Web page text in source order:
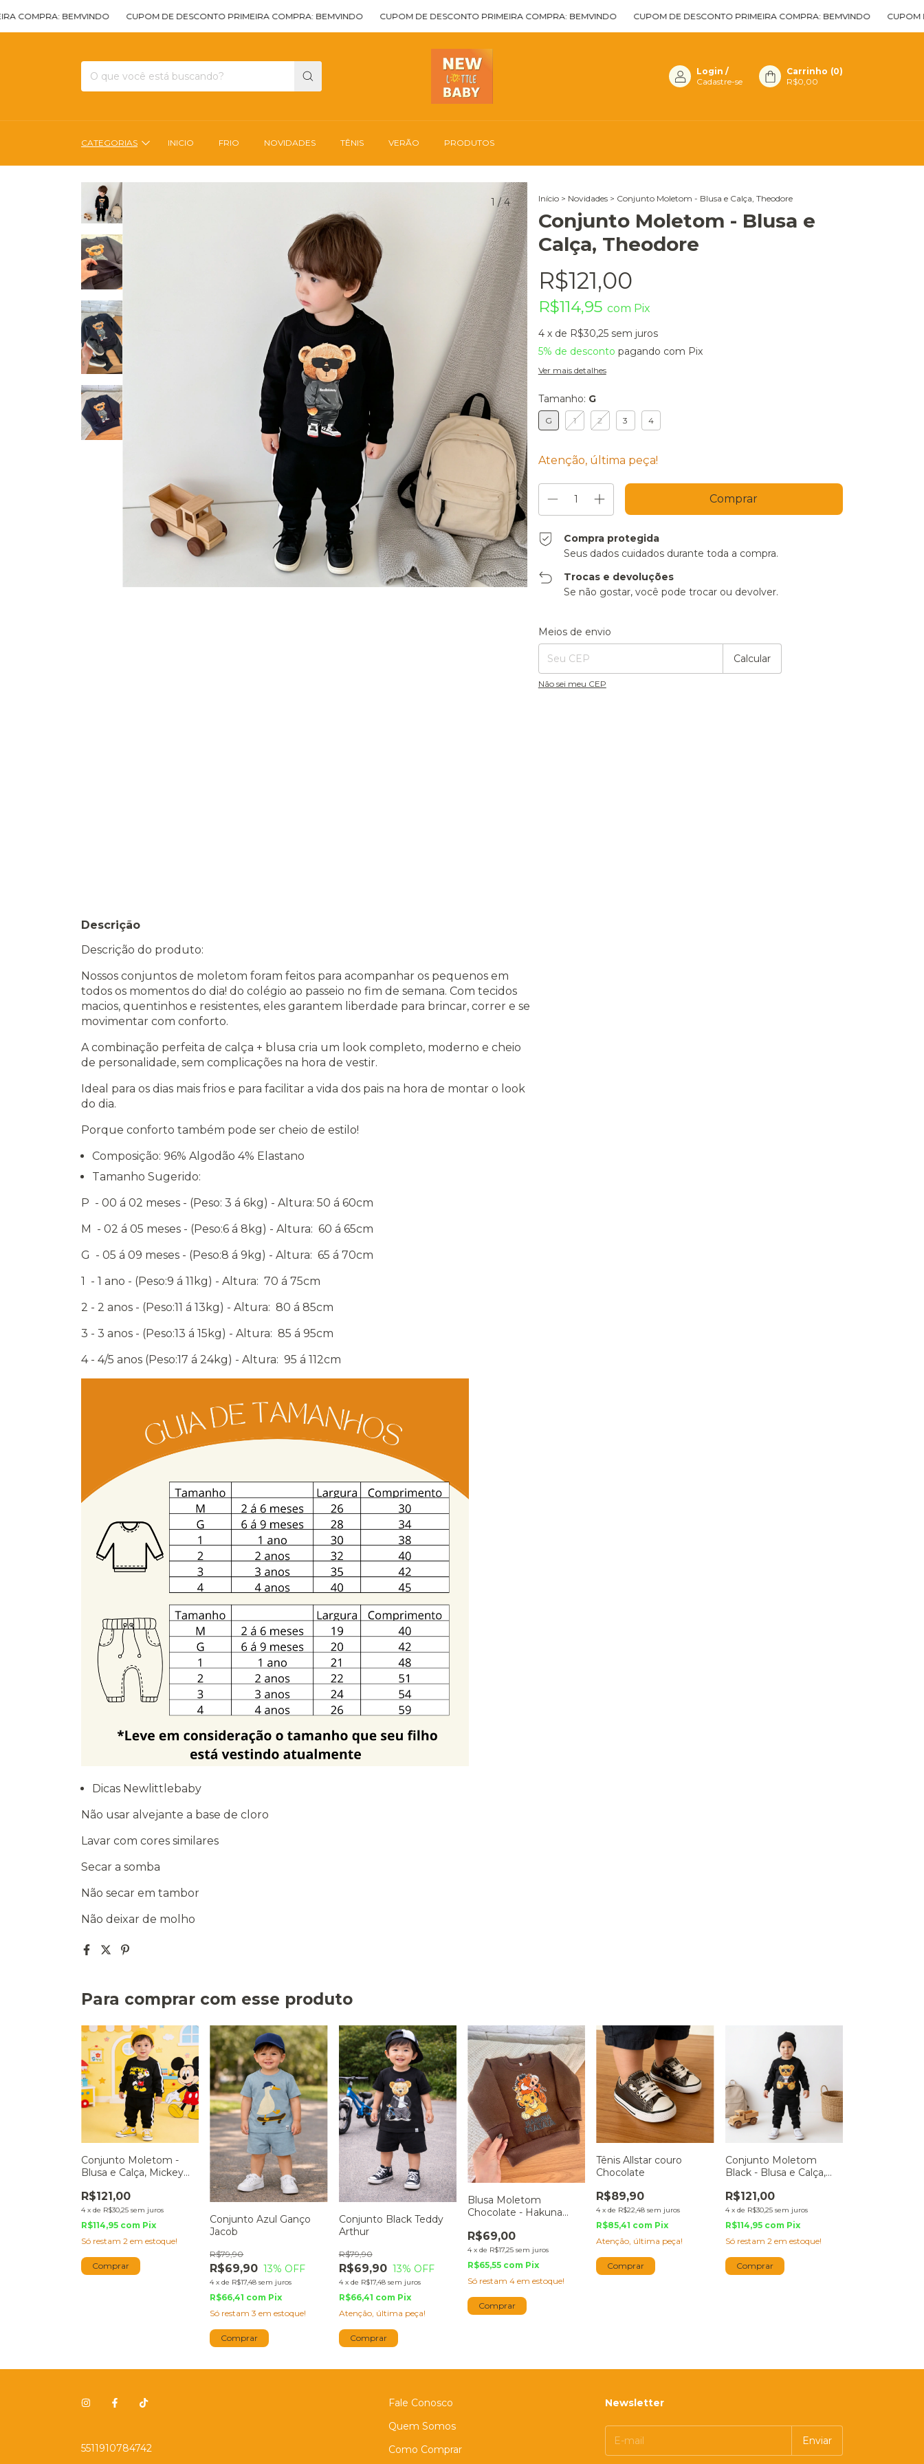
BEMVINDO CUPOM DE DESCONTO PRIMEIRA COMPRA: BEMVINDO CUPOM DE DESCONTO PRIMEIRA COMPRA: BEMVINDO CUPOM DE DESCONTO PRIMEIRA COMPRA: BEMVINDO CUPOM DE
Login /
Cadastre-se
Carrinho (0)
R$0,00
CATEGORIAS INICIO FRIO NOVIDADES TÊNIS VERÃO PRODUTOS
1 /4 Início > Novidades > Conjunto Moletom - Blusa e Calça, Theodore
Conjunto Moletom - Blusa e
Calça, Theodore
R$121,00
R$114,95 com Pix
4 x de R$30,25 sem juros
5% de desconto pagando com Pix
Ver mais detalhes
Tamanho: G
G 1 2 3 4
Atenção, última peça!
Compra protegida
Seus dados cuidados durante toda a compra.
Trocas e devoluções
Se não gostar, você pode trocar ou devolver.
Entregas para o CEP:
Meios de envio
Calcular
Não sei meu CEP
Descrição
Descrição do produto:
Nossos conjuntos de moletom foram feitos para acompanhar os pequenos em
todos os momentos do dia! do colégio ao passeio no fim de semana. Com tecidos
macios, quentinhos e resistentes, eles garantem liberdade para brincar, correr e se
movimentar com conforto.
A combinação perfeita de calça + blusa cria um look completo, moderno e cheio
de personalidade, sem complicações na hora de vestir.
Ideal para os dias mais frios e para facilitar a vida dos pais na hora de montar o look
do dia.
Porque conforto também pode ser cheio de estilo!
Composição: 96% Algodão 4% Elastano
Tamanho Sugerido:
P - 00 á 02 meses - (Peso: 3 á 6kg) - Altura: 50 á 60cm
M - 02 á 05 meses - (Peso:6 á 8kg) - Altura: 60 á 65cm
G - 05 á 09 meses - (Peso:8 á 9kg) - Altura: 65 á 70cm
1 - 1 ano - (Peso:9 á 11kg) - Altura: 70 á 75cm
2 - 2 anos - (Peso:11 á 13kg) - Altura: 80 á 85cm
3 - 3 anos - (Peso:13 á 15kg) - Altura: 85 á 95cm
4 - 4/5 anos (Peso:17 á 24kg) - Altura: 95 á 112cm
Dicas Newlittlebaby
Não usar alvejante a base de cloro
Lavar com cores similares
Secar a somba
Não secar em tambor
Não deixar de molho
Para comprar com esse produto
Conjunto Moletom -
Blusa e Calça, Mickey
R$121,00
4 x de R$30,25 sem juros
R$114,95 com Pix
Só restam 2 em estoque!
Comprar
Conjunto Azul Ganço
Jacob
R$69,90
R$79,90
13% OFF
4 xde R$17,48 sem juros
R$66,41 com Pix
Só restam3 em estoque!
Comprar
Conjunto Black Teddy
Arthur
R$69,90
R$79,90
13% OFF
4 x de R$17,48 sem juros
R$66,41 com Pix
Atenção, última peça!
Comprar
Blusa Moletom
Chocolate - Hakuna
R$69,00
4 x de R$17,25 sem juros
R$65,55 com Pix
Só restam 4em estoque!
Comprar
Tênis Allstar couro
Chocolate
R$89,90
4 xde R$22,48 sem juros
R$85,41 com Pix
Atenção, última peça!
Comprar
Conjunto Moletom
Black - Blusa e Calça,
R$121,00
4 x de R$30,25 sem juros
R$114,95 com Pix
Só restam 2em estoque!
Comprar
5511910784742
Fale Conosco
Quem Somos
Como Comprar
Newsletter